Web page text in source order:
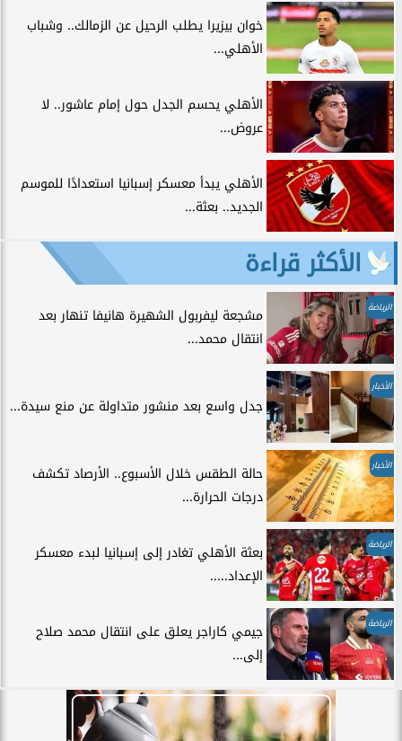
خوان بيزيرا يطلب الرحيل عن الزمالك.. وشباب
الأهلي...
الأهلي يحسم الجدل حول إمام عاشور.. لا
عروض...
الأهلي يبدأ معسكر إسبانيا استعدادًا للموسم
الجديد.. بعثة...
الأكثر قراءة
الرياضة
مشجعة ليفربول الشهيرة هانيفا تنهار بعد
انتقال محمد...
الأخبار
جدل واسع بعد منشور متداولة عن منع سيدة...
الأخبار
حالة الطقس خلال الأسبوع.. الأرصاد تكشف
درجات الحرارة...
الرياضة
بعثة الأهلي تغادر إلى إسبانيا لبدء معسكر
الإعداد.....
الرياضة
جيمي كاراجر يعلق على انتقال محمد صلاح
إلى...